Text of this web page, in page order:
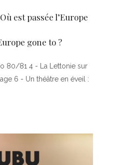
est passée l’Europe
gone to ?
80/81 4 - La Lettonie sur
6 - Un théâtre en éveil :